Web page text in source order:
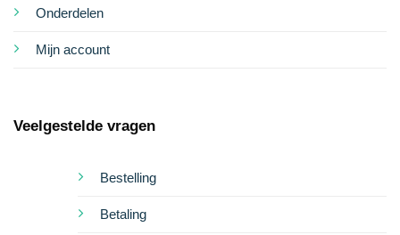
Onderdelen
Mijn account
Veelgestelde vragen
Bestelling
Betaling